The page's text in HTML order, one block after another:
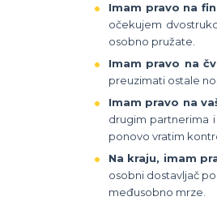
Imam pravo na
očekujem
osobno pružate.
Imam pravo na
preuzimati ostale
Imam pravo na
drugim partnerima
ponovo vratim
Na kraju, imam
osobni dostavljač
međusobno mrze.